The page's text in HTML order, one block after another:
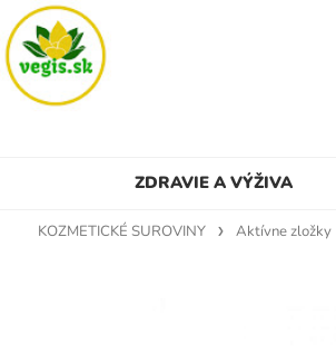
ZDRAVIE A VÝŽIVA
KOZMETICKÉ SUROVINY Aktívne zložky